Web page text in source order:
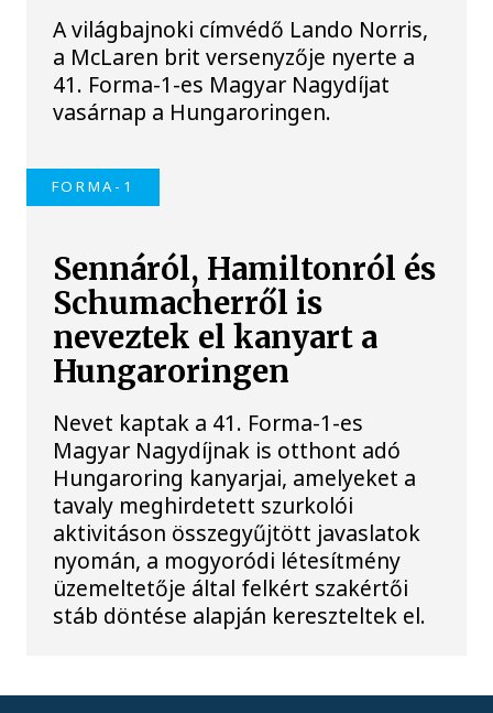
A világbajnoki címvédő Lando Norris,
a McLaren brit versenyzője nyerte a
41. Forma-1-es Magyar Nagydíjat
vasárnap a Hungaroringen.
FORMA-1
Sennáról, Hamiltonról és
Schumacherről is
neveztek el kanyart a
Hungaroringen
Nevet kaptak a 41. Forma-1-es
Magyar Nagydíjnak is otthont adó
Hungaroring kanyarjai, amelyeket a
tavaly meghirdetett szurkolói
aktivitáson összegyűjtött javaslatok
nyomán, a mogyoródi létesítmény
üzemeltetője által felkért szakértői
stáb döntése alapján kereszteltek el.